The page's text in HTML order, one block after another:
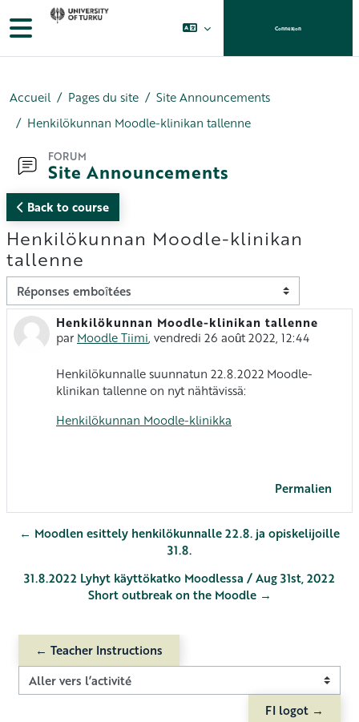
Passer au contenu principal
Panneau latéral Connexion
Accueil Pages du site
Site Announcements
Henkilökunnan Moodle-klinikan tallenne
FORUM
Site Announcements
Back to course
Henkilökunnan Moodle-klinikan
tallenne
Type d’affichage
Henkilökunnan Moodle-klinikan tallenne
par Moodle Tiimi, vendredi 26 août 2022, 12:44
Nombre de réponses : 0
Henkilökunnalle suunnatun 22.8.2022 Moodle-
klinikan tallenne on nyt nähtävissä:
Henkilökunnan Moodle-klinikka
Permalien
← Moodlen esittely henkilökunnalle 22.8. ja opiskelijoille
31.8.
31.8.2022 Lyhyt käyttökatko Moodlessa / Aug 31st, 2022
Short outbreak on the Moodle →
← Teacher Instructions
Aller vers l’activité
FI logot →